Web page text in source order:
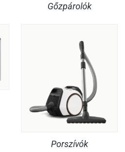
Gőzpárolók
Porszívók